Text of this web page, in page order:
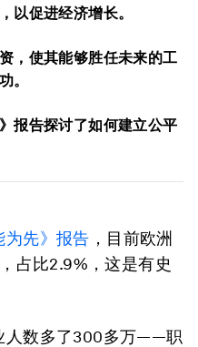
以促进经济增长。
，使其能够胜任未来的工
。
报告探讨了如何建立公平
为先》报告 ，目前欧洲
占比2.9%，这是有史
人数多了300多万——职